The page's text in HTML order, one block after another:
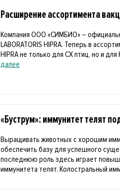
Расширение ассортимента
Компания ООО «СИМБИО» –
LABORATORIS HIPRA. Теперь в
HIPRA не только для СХ птиц, но и
далее
«Буструм»: иммунитет телят
Выращивать животных с хорошим
обеспечить базу для успешного
последнюю роль здесь играет
иммунитета телят. Колостральный